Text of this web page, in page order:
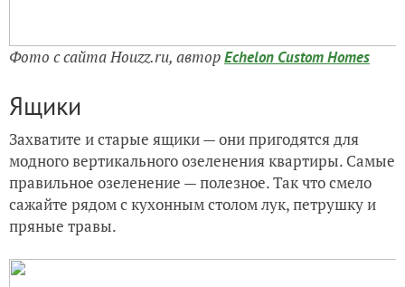
Фото с сайта Houzz.ru, авторEchelon Custom Homes
Ящики
Захватите и старые ящики — они пригодятся для
модного вертикального озеленения квартиры. Самые
правильное озеленение — полезное. Так что смело
сажайте рядом с кухонным столом лук, петрушку и
пряные травы.